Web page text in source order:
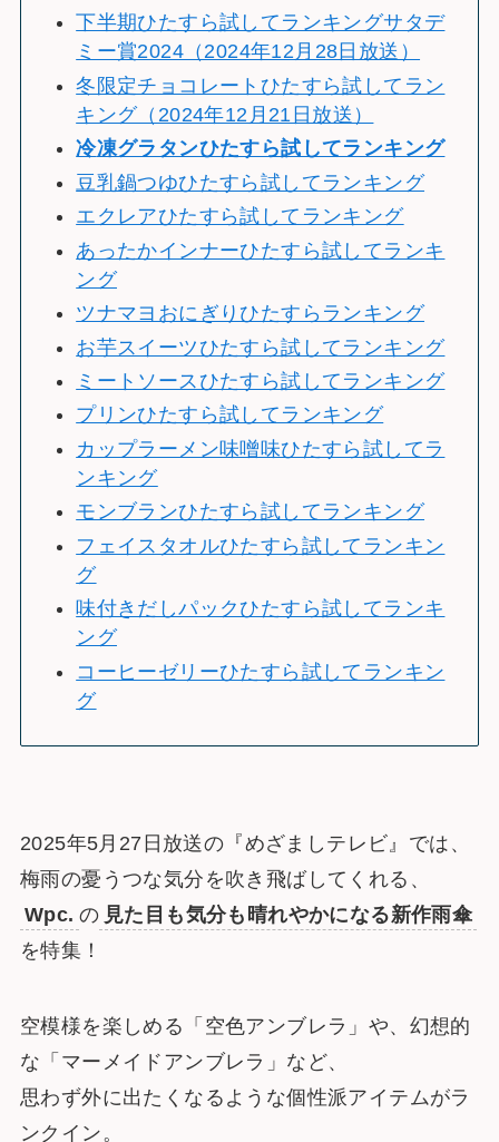
下半期ひたすら試してランキングサタデ
ミー賞2024（2024年12月28日放送）
冬限定チョコレートひたすら試してラン
キング（2024年12月21日放送）
冷凍グラタンひたすら試してランキング
豆乳鍋つゆひたすら試してランキング
エクレアひたすら試してランキング
あったかインナーひたすら試してランキ
ング
ツナマヨおにぎりひたすらランキング
お芋スイーツひたすら試してランキング
ミートソースひたすら試してランキング
プリンひたすら試してランキング
カップラーメン味噌味ひたすら試してラ
ンキング
モンブランひたすら試してランキング
フェイスタオルひたすら試してランキン
グ
味付きだしパックひたすら試してランキ
ング
コーヒーゼリーひたすら試してランキン
グ
2025年5月27日放送の『めざましテレビ』では、
梅雨の憂うつな気分を吹き飛ばしてくれる、
Wpc. の 見た目も気分も晴れやかになる新作雨傘
を特集！
空模様を楽しめる「空色アンブレラ」や、幻想的
な「マーメイドアンブレラ」など、
思わず外に出たくなるような個性派アイテムがラ
ンクイン。